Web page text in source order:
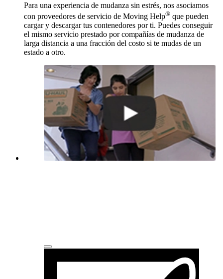
Para una experiencia de mudanza sin estrés, nos asociamos
con proveedores de servicio de Moving Help® que pueden
cargar y descargar tus contenedores por ti. Puedes conseguir
el mismo servicio prestado por compañías de mudanza de
larga distancia a una fracción del costo si te mudas de un
estado a otro.